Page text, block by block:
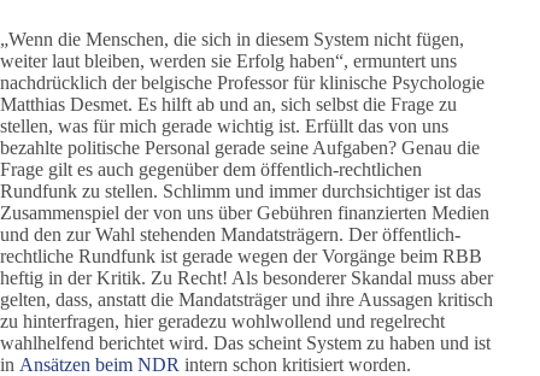
„Wenn die Menschen, die sich in diesem System nicht fügen,
weiter laut bleiben, werden sie Erfolg haben“, ermuntert uns
nachdrücklich der belgische Professor für klinische Psychologie
Matthias Desmet. Es hilft ab und an, sich selbst die Frage zu
stellen, was für mich gerade wichtig ist. Erfüllt das von uns
bezahlte politische Personal gerade seine Aufgaben? Genau die
Frage gilt es auch gegenüber dem öffentlich-rechtlichen
Rundfunk zu stellen. Schlimm und immer durchsichtiger ist das
Zusammenspiel der von uns über Gebühren finanzierten Medien
und den zur Wahl stehenden Mandatsträgern. Der öffentlich-
rechtliche Rundfunk ist gerade wegen der Vorgänge beim RBB
heftig in der Kritik. Zu Recht! Als besonderer Skandal muss aber
gelten, dass, anstatt die Mandatsträger und ihre Aussagen kritisch
zu hinterfragen, hier geradezu wohlwollend und regelrecht
wahlhelfend berichtet wird. Das scheint System zu haben und ist
in Ansätzen beim NDR intern schon kritisiert worden.